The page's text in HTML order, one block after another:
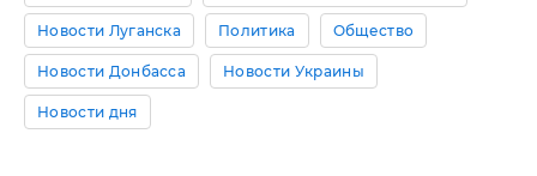
Новости Луганска Политика Общество
Новости Донбасса Новости Украины
Новости дня